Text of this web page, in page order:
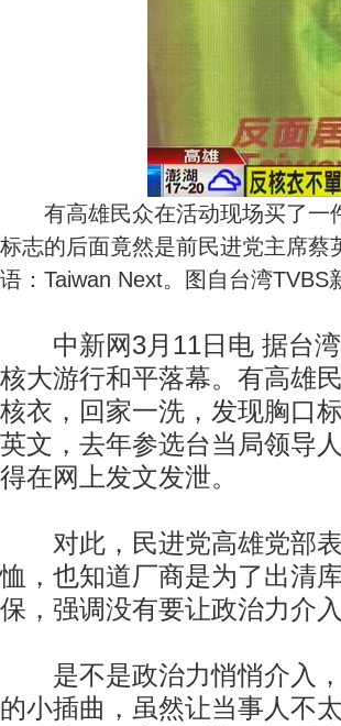
有高雄民众在活动现场买了一
标志的后面竟然是前民进党主席
语：Taiwan Next。图自台湾TVBS
中新网3月11日电 据台湾
核大游行和平落幕。有高雄
核衣，回家一洗，发现胸口
英文，去年参选台当局领导
得在网上发文发泄。
对此，民进党高雄党部表
恤，也知道厂商是为了出清
保，强调没有要让政治力介入
是不是政治力悄悄介入，
的小插曲，虽然让当事人不